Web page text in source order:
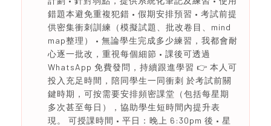
錯題本避免重複犯錯 • 假期安排預習 • 考試前提
供密集衝刺訓練（模擬試題、批改卷目、mind
map整理） • 無論學生完成多少練習，我都會耐
心逐一批改，重視每個細節 • 課後可透過
WhatsApp 免費發問，持續跟進學習 👉 本人可
投入充足時間，陪同學生一同衝刺 於考試前關
鍵時期，可按需要安排頻密課堂（包括每星期
多次甚至每日），協助學生短時間內提升表
現。 可授課時間 • 平日：晚上 6:30pm 後 • 星